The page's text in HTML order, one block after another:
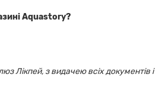
Aquastory?
Лікпей, з видачею всіх документів і